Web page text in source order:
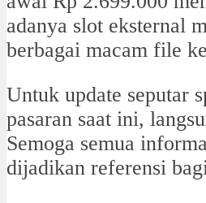
adanya slot eksternal
berbagai macam file
Untuk update seputar
pasaran saat ini,
Semoga semua
dijadikan referensi